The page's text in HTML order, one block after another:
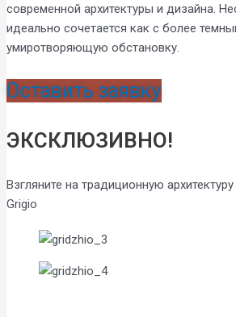
современной архитектуры и дизайна.
идеально сочетается как с более
умиротворяющую обстановку.
Оставить заявку
ЭКСКЛЮЗИВНО!
Взгляните на традиционную
Grigio